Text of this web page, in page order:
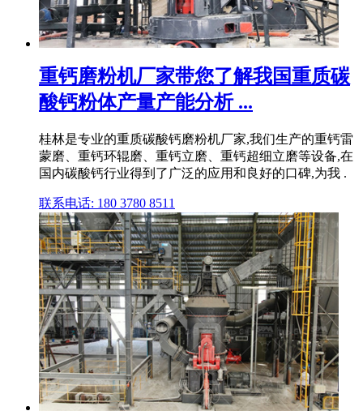
重钙磨粉机厂家带您了解我国重质碳
酸钙粉体产量产能分析 ...
桂林是专业的重质碳酸钙磨粉机厂家,我们生产的重钙雷
蒙磨、重钙环辊磨、重钙立磨、重钙超细立磨等设备,在
国内碳酸钙行业得到了广泛的应用和良好的口碑,为我 .
联系电话: 180 3780 8511